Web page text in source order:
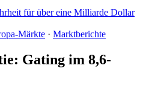
für über eine Milliarde Dollar
Märkte · Marktberichte
Gating im 8,6-